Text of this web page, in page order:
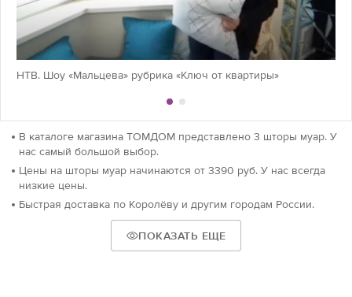
НТВ. Шоу «Мальцева» рубрика «Ключ от квартиры»
В каталоге магазина ТОМДОМ представлено 3 шторы муар. У
нас самый большой выбор.
Цены на шторы муар начинаются от 3390 руб. У нас всегда
низкие цены.
Быстрая доставка по Королёву и другим городам России.
ПОКАЗАТЬ ЕЩЕ